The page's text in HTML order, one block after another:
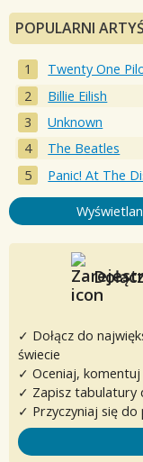
POPULARNI
Twenty One
Billie Eilish
Unknown
The Beatles
Panic! At The
✓ Dołącz do
świecie
✓ Oceniaj,
✓ Zapisz tabulatury
✓ Przyczyniaj się